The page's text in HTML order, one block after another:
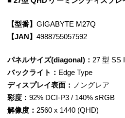
【型番】 GIGABYTE M27Q
【JAN】 4988755057592
パネルサイズ(diagonal)： 27 型 SS
バックライト： Edge Type
ディスプレイ表面： ノングレア
彩度： 92% DCI-P3 / 140% sRGB
解像度： 2560 x 1440 (QHD)